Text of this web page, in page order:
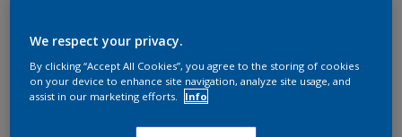
FARBAUSWAHL
We respect your privacy.
By clicking “Accept All Cookies”, you agree to the storing of cookies
on your device to enhance site navigation, analyze site usage, and
assist in our marketing efforts.
Info